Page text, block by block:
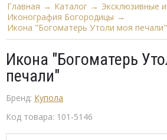
Главная → Каталог → Эксклюзивные
Иконография Богородицы →
Икона "Богоматерь Утоли моя печали"
Икона "Богоматерь
печали"
Бренд: Купола
Код товара: 101-5146